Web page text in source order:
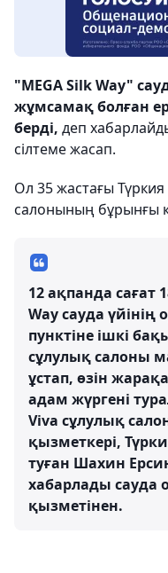
"MEGA Silk Way"
жұмсамақ болған
берді, деп
сілтеме жасап.
Ол 35 жастағы
салонының бұрынғы
12 ақпанда сағат
Way сауда үйінің
пунктіне ішкі
сұлулық салоны
ұстап, өзін
адам жүргені
Viva сұлулық
қызметкері,
туған Шахин
хабарлады сауда
қызметінен.